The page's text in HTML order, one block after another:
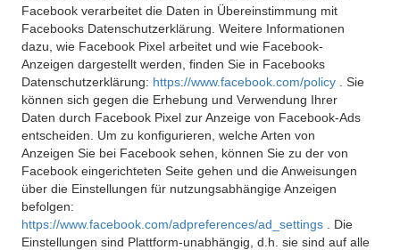
Facebook verarbeitet die Daten in Übereinstimmung mit
Facebooks Datenschutzerklärung. Weitere Informationen
dazu, wie Facebook Pixel arbeitet und wie Facebook-
Anzeigen dargestellt werden, finden Sie in Facebooks
Datenschutzerklärung: https://www.facebook.com/policy
. Sie
können sich gegen die Erhebung und Verwendung Ihrer
Daten durch Facebook Pixel zur Anzeige von Facebook-Ads
entscheiden. Um zu konfigurieren, welche Arten von
Anzeigen Sie bei Facebook sehen, können Sie zu der von
Facebook eingerichteten Seite gehen und die Anweisungen
über die Einstellungen für nutzungsabhängige Anzeigen
befolgen:
https://www.facebook.com/adpreferences/ad_settings
. Die
Einstellungen sind Plattform-unabhängig, d.h. sie sind auf alle